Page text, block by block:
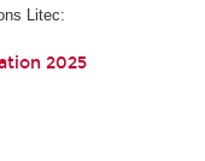
Litec:
2025